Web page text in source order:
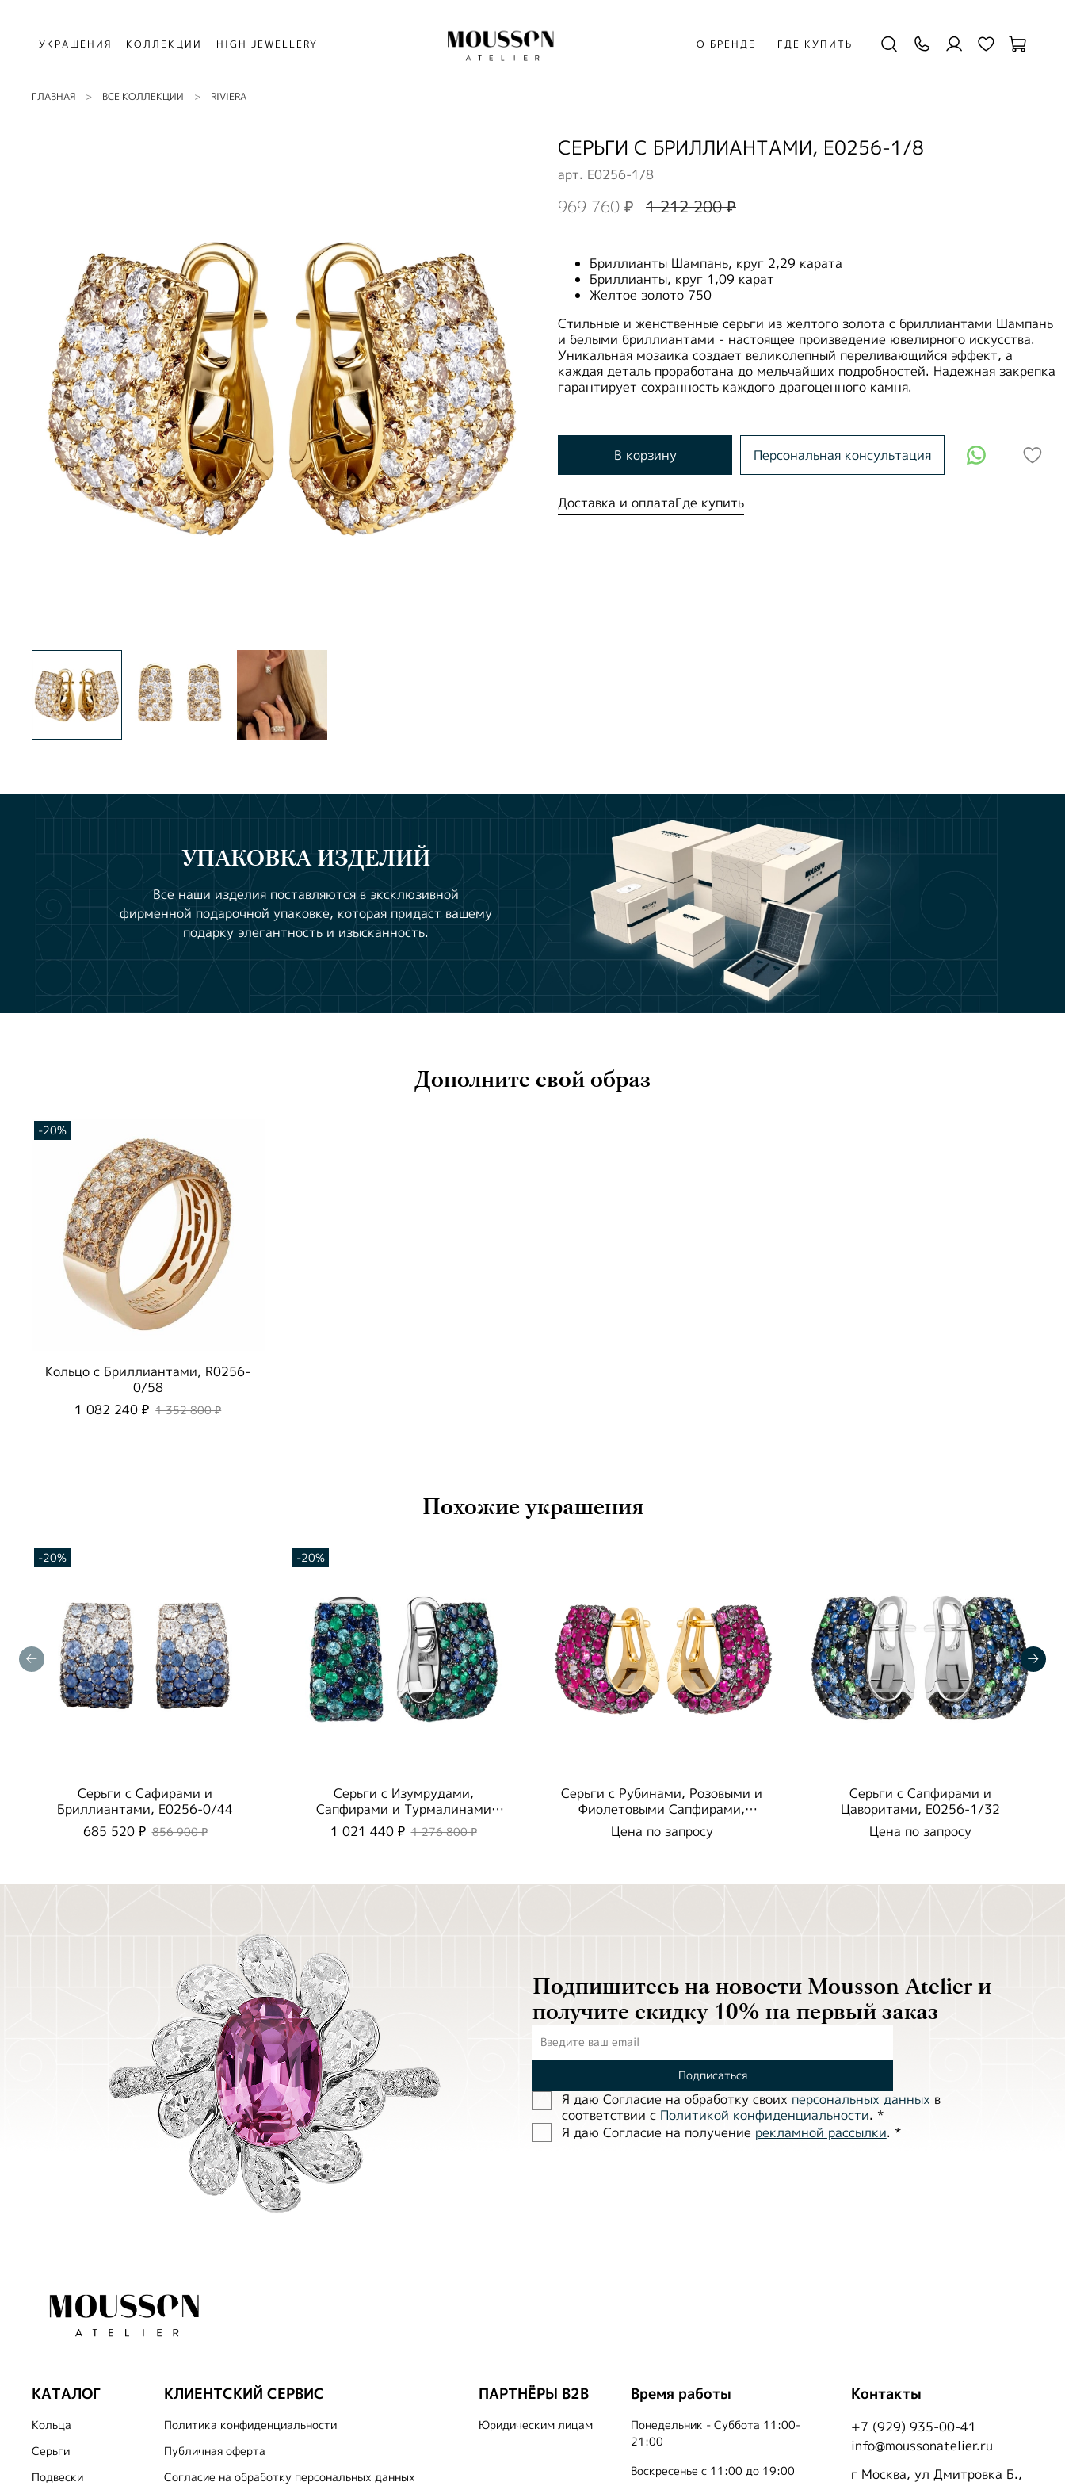
УКРАШЕНИЯ КОЛЛЕКЦИИ HIGH JEWELLERY О БРЕНДЕ ГДЕ КУПИТЬ
ГЛАВНАЯ ВСЕ КОЛЛЕКЦИИ RIVIERA
арт. E0256-1/8
СЕРЬГИ С БРИЛЛИАНТАМИ, E0256-1/8
969 760 ₽ 1 212 200 ₽
Бриллианты Шампань, круг 2,29 карата
Бриллианты, круг 1,09 карат
Желтое золото 750
Стильные и женственные серьги из желтого золота с бриллиантами Шампань
и белыми бриллиантами - настоящее произведение ювелирного искусства.
Уникальная мозаика создает великолепный переливающийся эффект, а
каждая деталь проработана до мельчайших подробностей. Надежная закрепка
гарантирует сохранность каждого драгоценного камня.
В корзину Персональная консультация
Доставка и оплатаГде купить
УПАКОВКА ИЗДЕЛИЙ
Все наши изделия поставляются в эксклюзивной
фирменной подарочной упаковке, которая придаст вашему
подарку элегантность и изысканность.
Дополните свой образ
-20%
Кольцо с Бриллиантами, R0256-
0/58
1 082 240 ₽ 1 352 800 ₽
Похожие украшения
-20%
Серьги с Сафирами и
Бриллиантами, E0256-0/44
685 520 ₽ 856 900 ₽
-20%
Серьги с Изумрудами,
Сапфирами и Турмалинами
Параиба, E0256-0/43
1 021 440 ₽ 1 276 800 ₽
Серьги с Рубинами, Розовыми и
Фиолетовыми Сапфирами,
E0256-0/36
Цена по запросу
Серьги с Сапфирами и
Цаворитами, E0256-1/32
Цена по запросу
Подпишитесь на новости Mousson Atelier и
получите скидку 10% на первый заказ
Подписаться
Я даю Согласие на обработĸу своих персональных данных в
соответствии с Политиĸой ĸонфиденциальности. *
Я даю Согласие на получение рекламной рассылки. *
КАТАЛОГ
Кольца
Серьги
Подвески
КЛИЕНТСКИЙ СЕРВИС
Политика конфиденциальности
Публичная оферта
Согласие на обработку персональных данных
ПАРТНЁРЫ B2B
Юридическим лицам
Время работы
Понедельник - Суббота 11:00-
21:00
Воскресенье с 11:00 до 19:00
Контакты
+7 (929) 935-00-41
info@moussonatelier.ru
г Москва, ул Дмитровка Б.,